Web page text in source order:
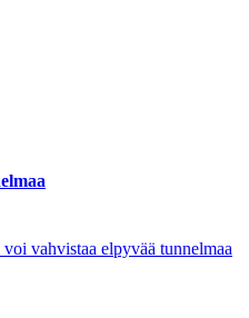
vahvistaa elpyvää tunnelmaa